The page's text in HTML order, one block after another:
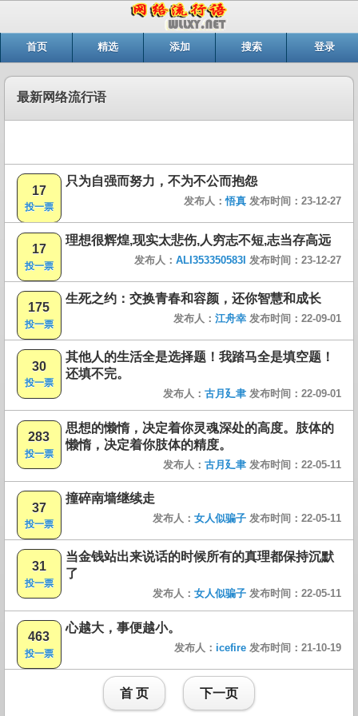
首页 精选 添加 搜索 登录
最新网络流行语
17
投一票
只为自强而努力，不为不公而抱怨
发布人：悟真 发布时间：23-12-27
17
投一票
理想很辉煌,现实太悲伤,人穷志不短,志当存高远
发布人： ALI353350583I 发布时间：23-12-27
175
投一票
生死之约：交换青春和容颜，还你智慧和成长
发布人： 江舟幸 发布时间：22-09-01
30
投一票
其他人的生活全是选择题！我踏马全是填空题！
还填不完。
发布人： 古月廴聿 发布时间：22-09-01
283
投一票
思想的懒惰，决定着你灵魂深处的高度。肢体的
懒惰，决定着你肢体的精度。
发布人： 古月廴聿 发布时间：22-05-11
37
投一票
撞碎南墙继续走
发布人： 女人似骗子 发布时间：22-05-11
31
投一票
当金钱站出来说话的时候所有的真理都保持沉默
了
发布人： 女人似骗子 发布时间：22-05-11
463
投一票
心越大，事便越小。
发布人： icefire 发布时间：21-10-19
首 页 下一页